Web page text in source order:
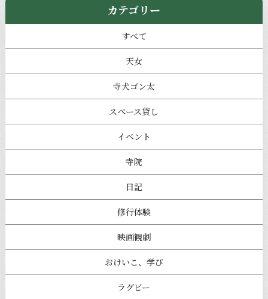
カテゴリー
すべて
天女
寺犬ゴン太
スペース貸し
イベント
寺院
日記
修行体験
映画観劇
おけいこ、学び
ラグビー